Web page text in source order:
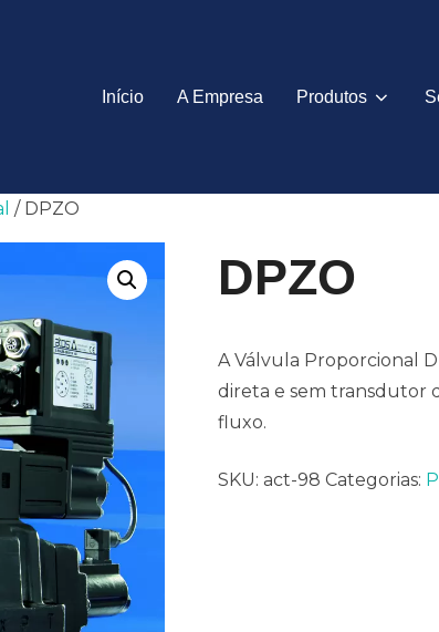
Início A Empresa Produtos
/ DPZO
DPZO
A Válvula Proporcional
direta e sem transdutor
fluxo.
SKU: act-98 Categorias: